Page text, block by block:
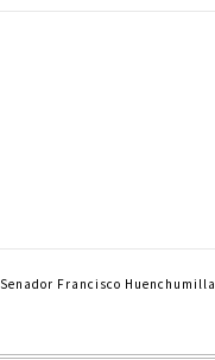
Senador Francisco Huenchumilla